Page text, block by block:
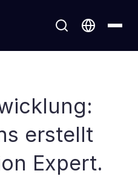
erstellt
Expert.